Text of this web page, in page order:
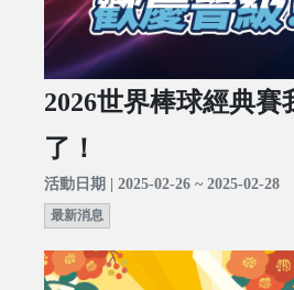
2026世界棒球經典賽
了！
活動日期 | 2025-02-26 ~ 2025-02-28
最新消息